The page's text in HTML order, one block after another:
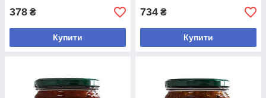
378 ₴
Купити
734 ₴
Купити